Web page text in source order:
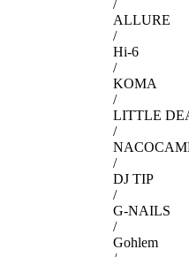
/
ALLURE
/
Hi-6
/
KOMA
/
LITTLE
/
/
DJ TIP
/
G-NAILS
/
Gohlem